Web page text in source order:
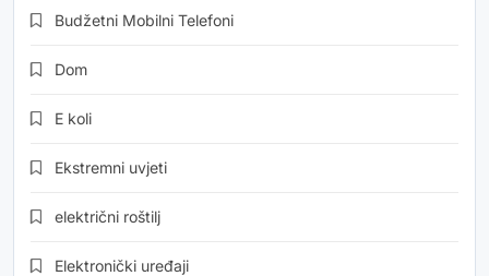
Budžetni Mobilni Telefoni
Dom
E koli
Ekstremni uvjeti
električni roštilj
Elektronički uređaji